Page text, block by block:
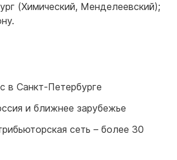
(Химический, Менделеевский);
в Санкт-Петербурге
и ближнее зарубежье
сеть – более 30